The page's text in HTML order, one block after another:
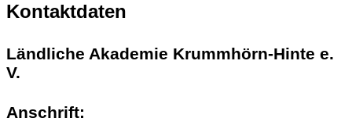
Kontaktdaten
Ländliche Akademie Krummhörn-Hinte e.
V.
Anschrift: